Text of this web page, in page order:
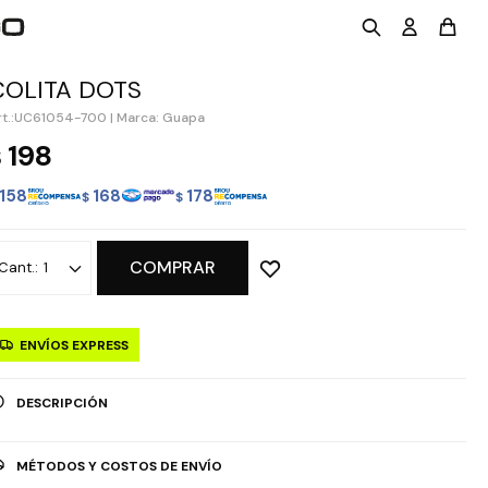
DOTS
UC61054-700 | Marca: Guapa
198
158 $ 168 $ 178
1 COMPRAR
ENVÍOS EXPRESS
DESCRIPCIÓN
MÉTODOS Y COSTOS DE ENVÍO